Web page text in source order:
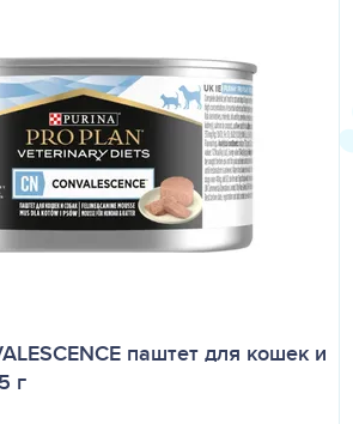
паштет для кошек и
г